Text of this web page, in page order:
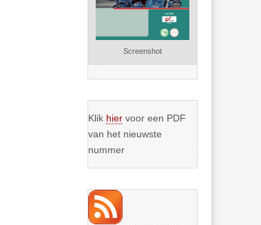
Screenshot
Klik hier voor een PDF
van het nieuwste
nummer